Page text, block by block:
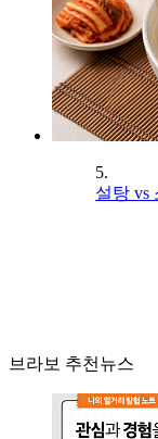
5.
설탕 vs
브라보 추천뉴스